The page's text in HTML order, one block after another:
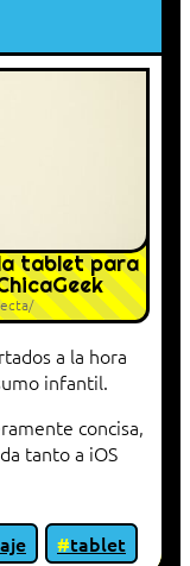
tablet para
a la hora
infantil.
concisa,
tanto a iOS
tablet